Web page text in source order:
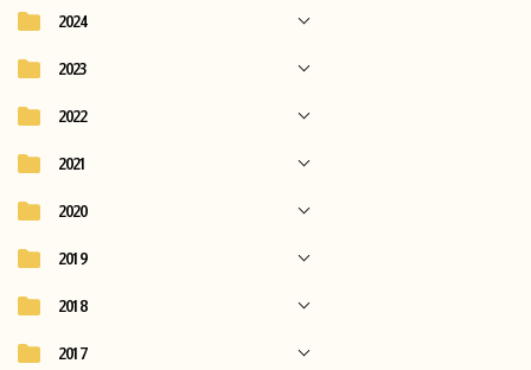
2024
2023
2022
2021
2020
2019
2018
2017